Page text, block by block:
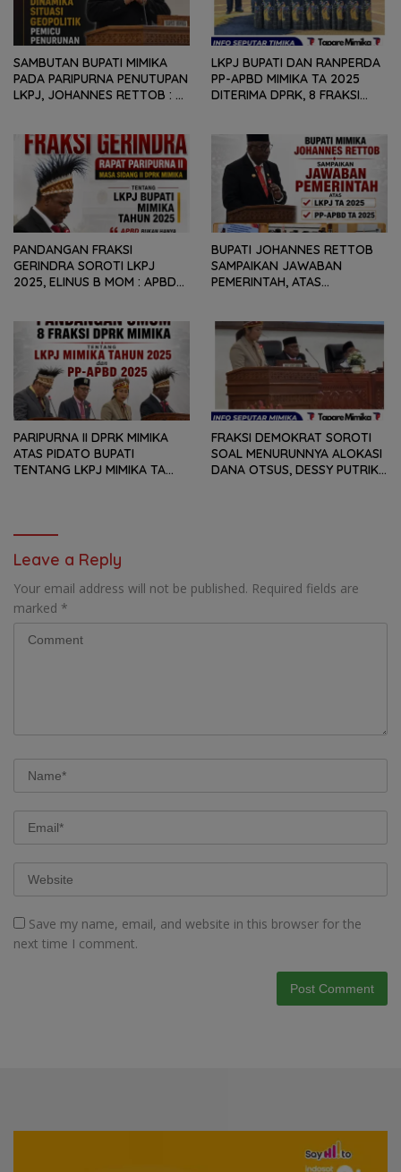
SAMBUTAN BUPATI MIMIKA
PADA PARIPURNA PENUTUPAN
LKPJ, JOHANNES RETTOB :
PENURUNAN FISKAL DAERAH
LKPJ BUPATI DAN RANPERDA
PP-APBD MIMIKA TA 2025
DITERIMA DPRK, 8 FRAKSI
KEPADA PEMERINTAH DAERAH
PANDANGAN FRAKSI
GERINDRA SOROTI LKPJ
2025, ELINUS B MOM : APBD
TETAPI SEJAUH MANA
MAMPU MENJAWAB
KEBUTUHAN MASYARAKAT
BUPATI JOHANNES RETTOB
SAMPAIKAN JAWABAN
PEMERINTAH, ATAS
DAN RANPERDA PP- APBD
TAHUN ANGGARAN 2025
PARIPURNA II DPRK MIMIKA
ATAS PIDATO BUPATI
TENTANG LKPJ MIMIKA TA
FRAKSI DEMOKRAT SOROTI
SOAL MENURUNNYA ALOKASI
DANA OTSUS, DESSY PUTRIKA
Leave a Reply
Your email address will not be published. Required fields are
marked *
Save my name, email, and website in this browser for the
next time I comment.